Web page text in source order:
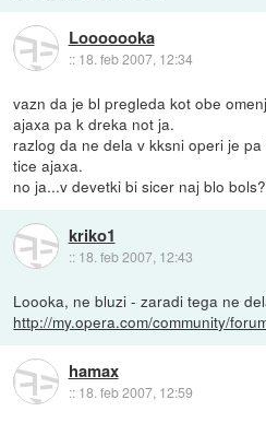
Looooooka
:: 18. feb 2007, 12:34
vazn da je bl pregleda kot obe
ajaxa pa k dreka not ja.
razlog da ne dela v kksni operi je
tice ajaxa.
no ja...v devetki bi sicer naj blo bols?
kriko1
:: 18. feb 2007, 12:43
Loooka, ne bluzi - zaradi tega ne
http://my.opera.com/community/
hamax
:: 18. feb 2007, 12:59